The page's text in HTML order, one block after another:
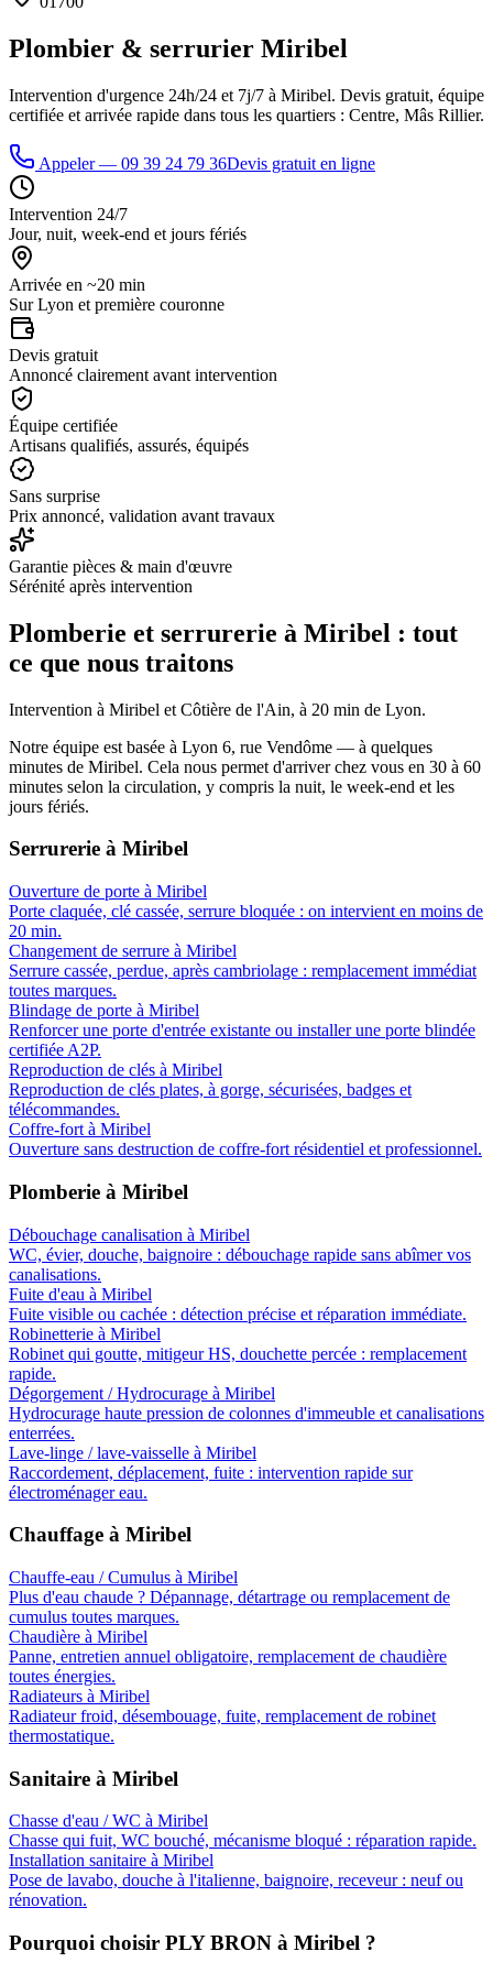
Plombier & serrurier Miribel
Intervention d'urgence 24h/24 et 7j/7 à Miribel. Devis gratuit, équipe
certifiée et arrivée rapide dans tous les quartiers : Centre, Mâs Rillier.
Appeler — 09 39 24 79 36Devis gratuit en ligne
Intervention 24/7
Jour, nuit, week-end et jours fériés
Arrivée en ~20 min
Sur Lyon et première couronne
Devis gratuit
Annoncé clairement avant intervention
Équipe certifiée
Artisans qualifiés, assurés, équipés
Sans surprise
Prix annoncé, validation avant travaux
Garantie pièces & main d'œuvre
Sérénité après intervention
Plomberie et serrurerie à Miribel : tout
ce que nous traitons
Intervention à Miribel et Côtière de l'Ain, à 20 min de Lyon.
Notre équipe est basée à Lyon 6, rue Vendôme — à quelques
minutes de Miribel. Cela nous permet d'arriver chez vous en 30 à 60
minutes selon la circulation, y compris la nuit, le week-end et les
jours fériés.
Serrurerie à Miribel
Ouverture de porte à Miribel
Porte claquée, clé cassée, serrure bloquée : on intervient en moins de
20 min.
Changement de serrure à Miribel
Serrure cassée, perdue, après cambriolage : remplacement immédiat
toutes marques.
Blindage de porte à Miribel
Renforcer une porte d'entrée existante ou installer une porte blindée
certifiée A2P.
Reproduction de clés à Miribel
Reproduction de clés plates, à gorge, sécurisées, badges et
télécommandes.
Coffre-fort à Miribel
Ouverture sans destruction de coffre-fort résidentiel et professionnel.
Plomberie à Miribel
Débouchage canalisation à Miribel
WC, évier, douche, baignoire : débouchage rapide sans abîmer vos
canalisations.
Fuite d'eau à Miribel
Fuite visible ou cachée : détection précise et réparation immédiate.
Robinetterie à Miribel
Robinet qui goutte, mitigeur HS, douchette percée : remplacement
rapide.
Dégorgement / Hydrocurage à Miribel
Hydrocurage haute pression de colonnes d'immeuble et canalisations
enterrées.
Lave-linge / lave-vaisselle à Miribel
Raccordement, déplacement, fuite : intervention rapide sur
électroménager eau.
Chauffage à Miribel
Chauffe-eau / Cumulus à Miribel
Plus d'eau chaude ? Dépannage, détartrage ou remplacement de
cumulus toutes marques.
Chaudière à Miribel
Panne, entretien annuel obligatoire, remplacement de chaudière
toutes énergies.
Radiateurs à Miribel
Radiateur froid, désembouage, fuite, remplacement de robinet
thermostatique.
Sanitaire à Miribel
Chasse d'eau / WC à Miribel
Chasse qui fuit, WC bouché, mécanisme bloqué : réparation rapide.
Installation sanitaire à Miribel
Pose de lavabo, douche à l'italienne, baignoire, receveur : neuf ou
rénovation.
Pourquoi choisir PLY BRON à Miribel ?